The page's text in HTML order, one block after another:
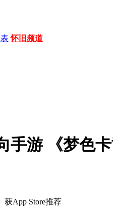
怀旧频道
手游 《梦色
App Store推荐